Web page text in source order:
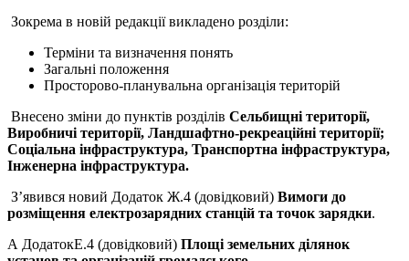
Зокрема в новій редакції викладено розділи:
Терміни та визначення понять
Загальні положення
Просторово-планувальна організація територій
Внесено зміни до пунктів розділів Сельбищні території,
Виробничі території, Ландшафтно-рекреаційні території;
Соціальна інфраструктура, Транспортна інфраструктура,
Інженерна інфраструктура.
З’явився новий Додаток Ж.4 (довідковий) Вимоги до
розміщення електрозарядних станцій та точок зарядки.
А ДодатокЕ.4 (довідковий) Площі земельних ділянок